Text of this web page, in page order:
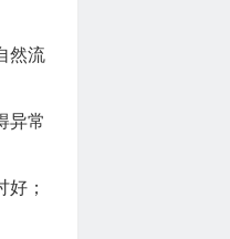
然流
异常
；